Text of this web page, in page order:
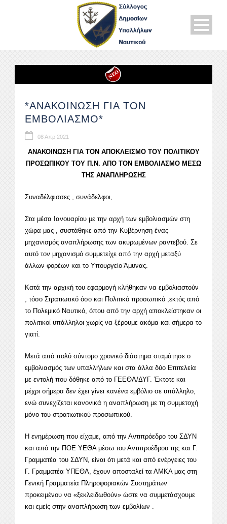
*ΑΝΑΚΟΙΝΩΣΗ ΓΙΑ ΤΟΝ
ΕΜΒΟΛΙΑΣΜΟ*
08 Απρ 2021
ΑΝΑΚΟΙΝΩΣΗ ΓΙΑ ΤΟΝ ΑΠΟΚΛΕΙΣΜΟ ΤΟΥ ΠΟΛΙΤΙΚΟΥ
ΠΡΟΣΩΠΙΚΟΥ ΤΟΥ Π.Ν. ΑΠΟ ΤΟΝ ΕΜΒΟΛΙΑΣΜΟ ΜΕΣΩ
ΤΗΣ ΑΝΑΠΛΗΡΩΣΗΣ
Συναδέλφισσες , συνάδελφοι,
Στα μέσα Ιανουαρίου με την αρχή των εμβολιασμών στη
χώρα μας , συστάθηκε από την Κυβέρνηση ένας
μηχανισμός αναπλήρωσης των ακυρωμένων ραντεβού. Σε
αυτό τον μηχανισμό συμμετείχε από την αρχή μεταξύ
άλλων φορέων και το Υπουργείο Άμυνας.
Κατά την αρχική του εφαρμογή κλήθηκαν να εμβολιαστούν
, τόσο Στρατιωτικό όσο και Πολιτικό προσωπικό ,εκτός από
το Πολεμικό Ναυτικό, όπου από την αρχή αποκλείστηκαν οι
πολιτικοί υπάλληλοι χωρίς να ξέρουμε ακόμα και σήμερα το
γιατί.
Μετά από πολύ σύντομο χρονικό διάστημα σταμάτησε ο
εμβολιασμός των υπαλλήλων και στα άλλα δύο Επιτελεία
με εντολή που δόθηκε από το ΓΕΕΘΑ/ΔΥΓ. Έκτοτε και
μέχρι σήμερα δεν έχει γίνει κανένα εμβόλιο σε υπάλληλο,
ενώ συνεχίζεται κανονικά η αναπλήρωση με τη συμμετοχή
μόνο του στρατιωτικού προσωπικού.
Η ενημέρωση που είχαμε, από την Αντιπρόεδρο του ΣΔΥΝ
και από την ΠΟΕ ΥΕΘΑ μέσω του Αντιπροέδρου της και Γ.
Γραμματέα του ΣΔΥΝ, είναι ότι μετά και από ενέργειες του
Γ. Γραμματέα ΥΠΕΘΑ, έχουν αποσταλεί τα ΑΜΚΑ μας στη
Γενική Γραμματεία Πληροφοριακών Συστημάτων
προκειμένου να «ξεκλειδωθούν» ώστε να συμμετάσχουμε
και εμείς στην αναπλήρωση των εμβολίων .